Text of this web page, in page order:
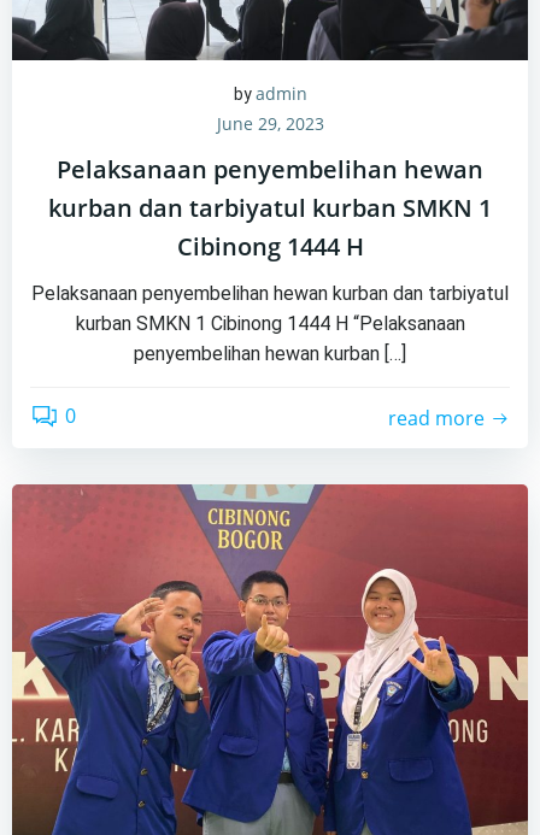
byadmin
June 29, 2023
Pelaksanaan penyembelihan hewan
kurban dan tarbiyatul kurban SMKN 1
Cibinong 1444 H
Pelaksanaan penyembelihan hewan kurban dan tarbiyatul
kurban SMKN 1 Cibinong 1444 H “Pelaksanaan
penyembelihan hewan kurban […]
0 read more